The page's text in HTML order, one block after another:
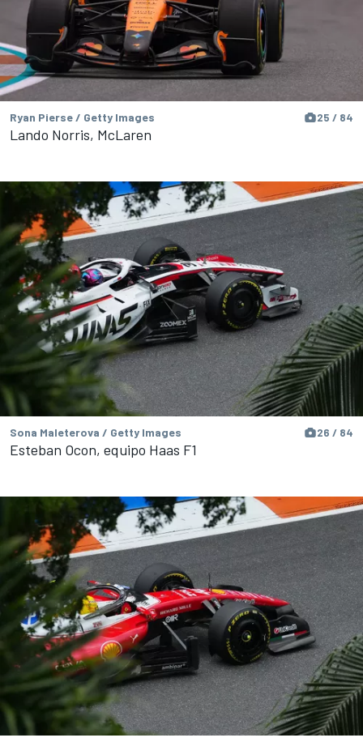
Ryan Pierse / Getty Images 25 / 84
Lando Norris, McLaren
Sona Maleterova / Getty Images 26 / 84
Esteban Ocon, equipo Haas F1